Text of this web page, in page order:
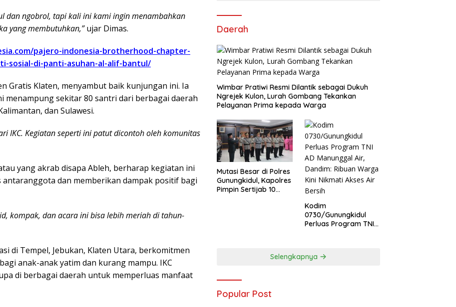
dan ngobrol, tapi kali ini kami ingin menambahkan
yang membutuhkan,”ujar Dimas.
pajero-indonesia-brotherhood-chapter-
sosial-di-panti-asuhan-al-alif-bantul/
Gratis Klaten, menyambut baik kunjungan ini. Ia
menampung sekitar 80 santri dari berbagai daerah
dan Sulawesi.
IKC. Kegiatan seperti ini patut dicontoh oleh komunitas
yang akrab disapa Ableh, berharap kegiatan ini
dan memberikan dampak positif bagi
kompak, dan acara ini bisa lebih meriah di tahun-
di Tempel, Jebukan, Klaten Utara, berkomitmen
anak-anak yatim dan kurang mampu. IKC
di berbagai daerah untuk memperluas manfaat
Daerah
Wimbar Pratiwi Resmi Dilantik sebagai Dukuh
Ngrejek Kulon, Lurah Gombang Tekankan
Pelayanan Prima kepada Warga
Mutasi Besar di Polres
Gunungkidul, Kapolres
Pimpin Sertijab 10
Kodim
0730/Gunungkidul
Perluas Program TNI
Akses Air Bersih
Selengkapnya
Popular Post